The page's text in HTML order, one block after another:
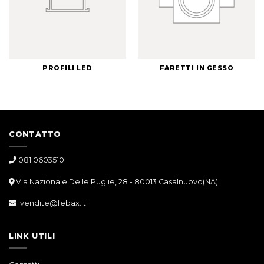
PROFILI LED FARETTI IN GESSO
CONTATTO
081 0603510
Via Nazionale Delle Puglie, 28 - 80013 Casalnuovo(NA)
vendite@febax.it
LINK UTILI